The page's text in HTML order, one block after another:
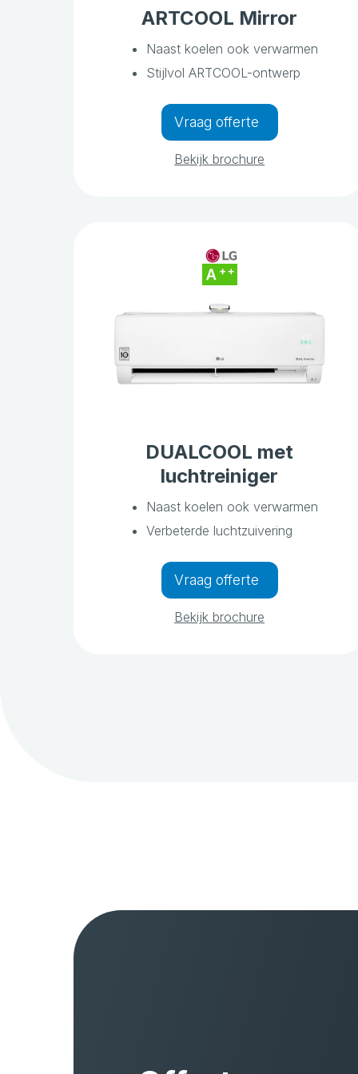
ARTCOOL Mirror
Naast koelen ook verwarmen
Stijlvol ARTCOOL-ontwerp
Vraag offerte
Bekijk brochure
DUALCOOL met
luchtreiniger
Naast koelen ook verwarmen
Verbeterde luchtzuivering
Vraag offerte
Bekijk brochure